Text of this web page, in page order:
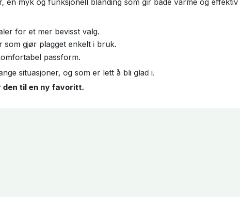
en myk og funksjonell blanding som gir både varme og
for et mer bevisst valg.
som gjør plagget enkelt i bruk.
passform.
situasjoner, og som er lett å bli glad i.
den til en ny favoritt.